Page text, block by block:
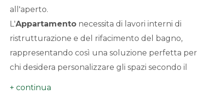
all'aperto.
L'Appartamento necessita di lavori interni di
ristrutturazione e del rifacimento del bagno,
rappresentando così una soluzione perfetta per
chi desidera personalizzare gli spazi secondo il
proprio gusto e valorizzare l'investimento.
Qualsiasi
1
2